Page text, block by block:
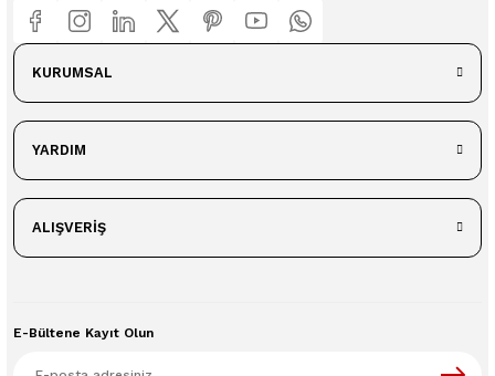
KURUMSAL
YARDIM
ALIŞVERİŞ
E-Bültene Kayıt Olun